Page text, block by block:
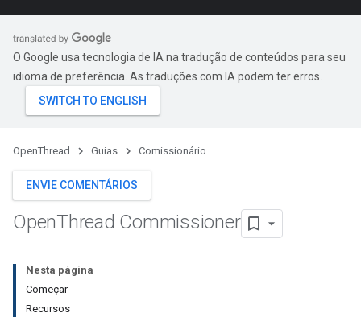
O Google usa tecnologia de IA na tradução de conteúdos para seu
idioma de preferência. As traduções com IA podem ter erros.
OpenThread Guias Comissionário
ENVIE COMENTÁRIOS
OpenThread Commissioner
Nesta página
Começar
Recursos